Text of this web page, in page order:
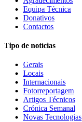
Equipa Técnica
Donativos
Contactos
Tipo de notícias
Gerais
Locais
Internacionais
Fotorreportagem
Artigos Técnicos
Crónica Semanal
Novas Tecnologias